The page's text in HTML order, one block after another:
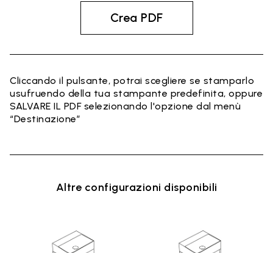
Crea PDF
Cliccando il pulsante, potrai scegliere se stamparlo
usufruendo della tua stampante predefinita, oppure
SALVARE IL PDF selezionando l'opzione dal menù
“Destinazione”
Altre configurazioni disponibili